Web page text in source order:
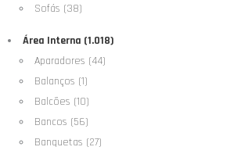
Sofás (38)
Área Interna (1.018)
Aparadores (44)
Balanços (1)
Balcões (10)
Bancos (56)
Banquetas (27)